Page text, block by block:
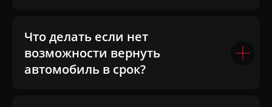
Что делать если нет
возможности вернуть
автомобиль в срок?